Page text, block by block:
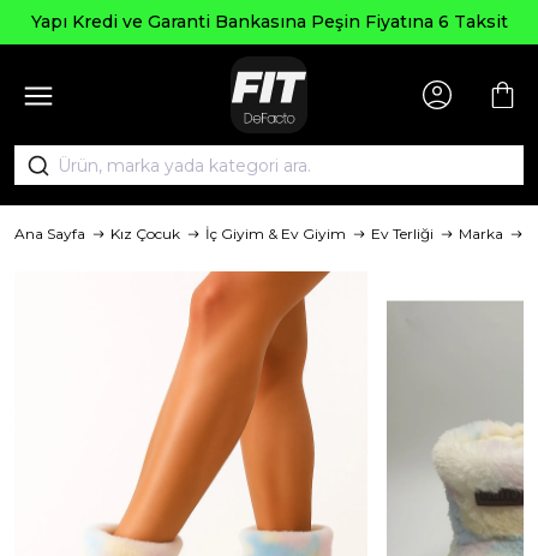
Yapı Kredi ve Garanti Bankasına Peşin Fiyatına 6 Taksit
Ana Sayfa Kız Çocuk İç Giyim & Ev Giyim Ev Terliği Marka